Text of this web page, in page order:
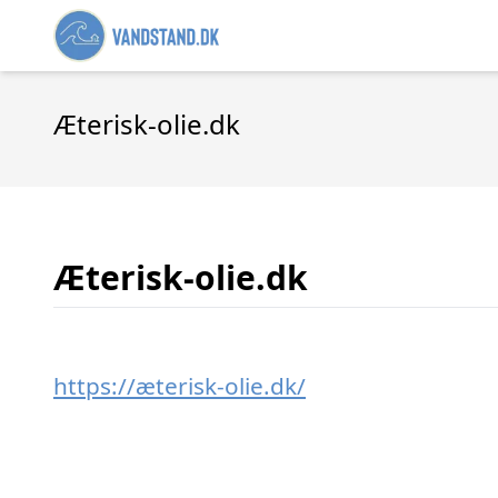
Æterisk-olie.dk
Æterisk-olie.dk
https://æterisk-olie.dk/